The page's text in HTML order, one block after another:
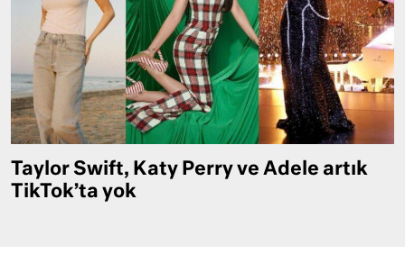
Taylor Swift, Katy Perry ve Adele artık
TikTok’ta yok